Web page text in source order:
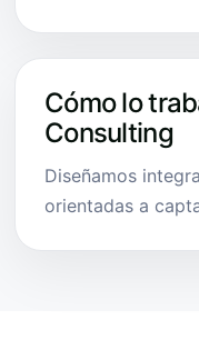
Cómo lo
Consulting
Diseñamos
orientadas a